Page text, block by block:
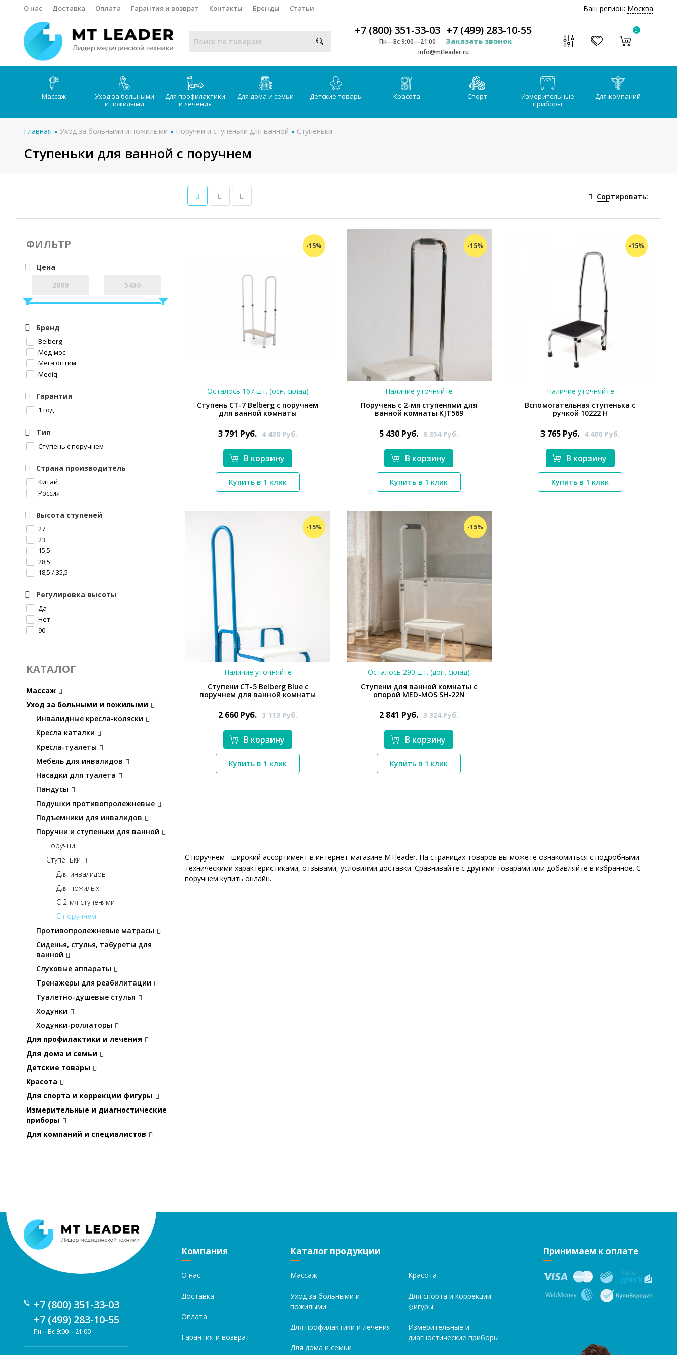
О нас Доставка Оплата Гарантия и возврат Контакты Бренды Статьи Ваш регион: Москва
+7 (800) 351-33-03 +7 (499) 283-10-55
Пн—Вс 9:00—21:00 Заказать звонок
info@mtleader.ru
0
Массаж
Уход за больными
и пожилыми
Для профилактики
и лечения
Для дома и семьи Детские товары Красота Спорт
Измерительные
приборы
Для компаний
Главная Уход за больными и пожилыми Поручни и ступеньки для ванной Ступеньки
Ступеньки для ванной с поручнем
Сортировать:
ФИЛЬТР
Цена
—
Бренд
Belberg
Мед-мос
Мега оптим
Mediq
Гарантия
1 год
Тип
Ступень с поручнем
Страна производитель
Китай
Россия
Высота ступеней
27
23
15,5
28,5
18,5 / 35,5
Регулировка высоты
Да
Нет
90
КАТАЛОГ
Массаж
Уход за больными и пожилыми
Инвалидные кресла-коляски
Кресла каталки
Кресла-туалеты
Мебель для инвалидов
Насадки для туалета
Пандусы
Подушки противопролежневые
Подъемники для инвалидов
Поручни и ступеньки для ванной
Поручни
Ступеньки
Для инвалидов
Для пожилых
С 2-мя ступенями
С поручнем
Противопролежневые матрасы
Сиденья, стулья, табуреты для
ванной
Слуховые аппараты
Тренажеры для реабилитации
Туалетно-душевые стулья
Ходунки
Ходунки-роллаторы
Для профилактики и лечения
Для дома и семьи
Детские товары
Красота
Для спорта и коррекции фигуры
Измерительные и диагностические
приборы
Для компаний и специалистов
-15%
*}
Осталось 167 шт. (осн. склад)
Ступень СТ-7 Belberg с поручнем
для ванной комнаты
3 791 Руб. 4 436Руб.
В корзину
Купить в 1 клик
-15%
*}
Наличие уточняйте
Поручень с 2-мя ступенями для
ванной комнаты KJT569
5 430 Руб. 6 354Руб.
В корзину
Купить в 1 клик
-15%
*}
Наличие уточняйте
Вспомогательная ступенька с
ручкой 10222 H
3 765 Руб. 4 406Руб.
В корзину
Купить в 1 клик
-15%
Наличие уточняйте
Ступени СТ-5 Belberg Blue с
поручнем для ванной комнаты
2 660 Руб. 3 113Руб.
В корзину
Купить в 1 клик
-15%
Осталось 290 шт. (доп. склад)
Ступени для ванной комнаты с
опорой MED-MOS SH-22N
2 841 Руб. 3 324Руб.
В корзину
Купить в 1 клик
С поручнем - широкий ассортимент в интернет-магазине MTleader. На страницах товаров вы можете ознакомиться с подробными
техническими характеристиками, отзывами, условиями доставки. Сравнивайте с другими товарами или добавляйте в избранное. С
поручнем купить онлайн.
+7 (800) 351-33-03
+7 (499) 283-10-55
Пн—Вс 9:00—21:00
Компания
О нас
Доставка
Оплата
Гарантия и возврат
Каталог продукции
Массаж
Уход за больными и
пожилыми
Для профилактики и лечения
Для дома и семьи
Красота
Для спорта и коррекции
фигуры
Измерительные и
диагностические приборы
Принимаем к оплате